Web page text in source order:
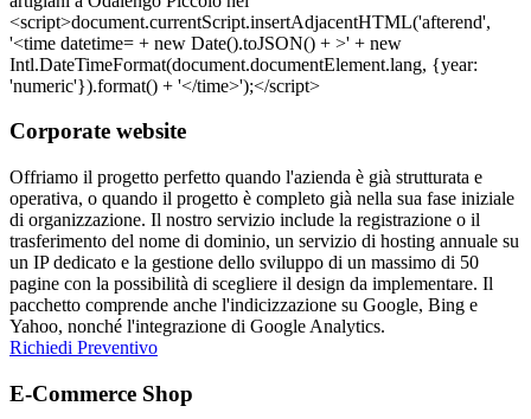
Corporate website
Offriamo il progetto perfetto quando l'azienda è già strutturata e
operativa, o quando il progetto è completo già nella sua fase iniziale
di organizzazione. Il nostro servizio include la registrazione o il
trasferimento del nome di dominio, un servizio di hosting annuale su
un IP dedicato e la gestione dello sviluppo di un massimo di 50
pagine con la possibilità di scegliere il design da implementare. Il
pacchetto comprende anche l'indicizzazione su Google, Bing e
Yahoo, nonché l'integrazione di Google Analytics.
Richiedi Preventivo
E-Commerce Shop